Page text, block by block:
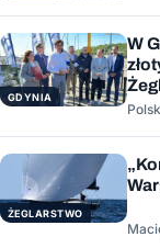
GDYNIA
W
ŻEGLARSTWO